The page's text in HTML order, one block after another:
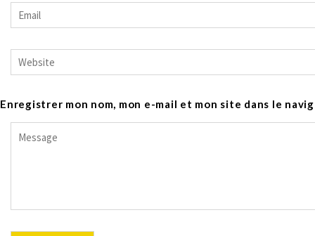
Enregistrer mon nom, mon e-mail et mon site dans le